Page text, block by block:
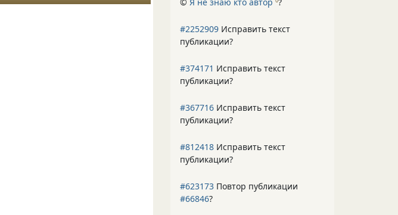
#2252909 Исправить текст
публикации?
#374171 Исправить текст
публикации?
#367716 Исправить текст
публикации?
#812418 Исправить текст
публикации?
#623173 Повтор публикации
#66846?